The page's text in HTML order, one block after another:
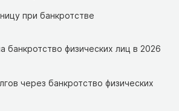
при банкротстве
банкротство физических лиц в 2026
через банкротство физических